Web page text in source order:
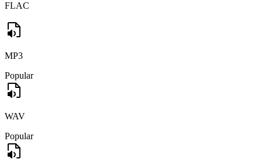
FLAC
MP3
Popular
WAV
Popular